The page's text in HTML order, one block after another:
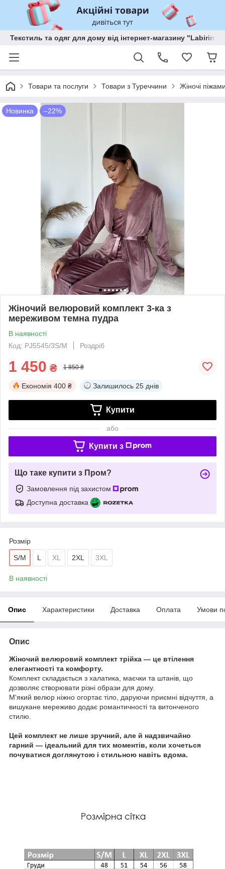
Текстиль та одяг для дому від інтернет-магазину "Labirint"
Товари та послуги Товари з Туреччини Жіночі
Новинка –22%
Жіночий велюровий комплект 3-ка з
мереживом темна пудра
В наявності
Код: PJ5545/3S/M
Роздріб
1 450 ₴ 1 850 ₴
Економія 400 ₴ Залишилось 25 днів
Купити
або
Купити з
Що таке купити з Пром?
Замовлення під захистом
Доступна доставка
Розмір
S/M L XL 2XL 3XL
В наявності
Опис Характеристики Доставка Оплата Умови
Опис
Жіночий велюровий комплект трійка — це втілення
елегантності та комфорту.
Комплект складається з халатика, маєчки та штанів, що
дозволяє створювати різні образи для дому.
М'який велюр ніжно огортає тіло, даруючи приємні відчуття, а
вишукане мереживо додає романтичності та витонченого
стилю.
Цей комплект не лише зручний, але й надзвичайно
гарний — ідеальний для тих моментів, коли хочеться
почуватися доглянутою і стильною навіть вдома.